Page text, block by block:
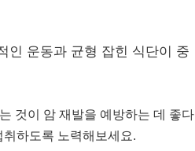
인 운동과 균형 잡힌 식단이 중
것이 암 재발을 예방하는 데 좋다
하도록 노력해보세요.